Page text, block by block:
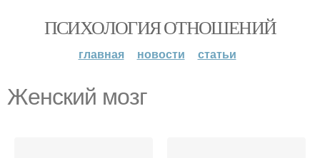
ПСИХОЛОГИЯ ОТНОШЕНИЙ
главная новости статьи
Женский мозг